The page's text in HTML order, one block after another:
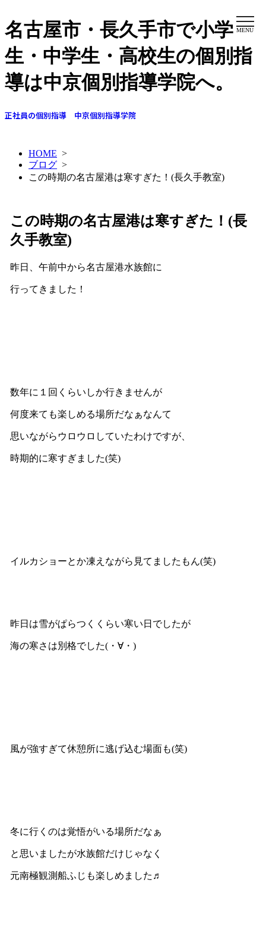
名古屋市・長久手市で小学
生・中学生・高校生の個別指
導は中京個別指導学院へ。
正社員の個別指導 中京個別指導学院
MENU
HOME >
ブログ >
この時期の名古屋港は寒すぎた！(長久手教室)
この時期の名古屋港は寒すぎた！(長
久手教室)
昨日、午前中から名古屋港水族館に
行ってきました！
数年に１回くらいしか行きませんが
何度来ても楽しめる場所だなぁなんて
思いながらウロウロしていたわけですが、
時期的に寒すぎました(笑)
イルカショーとか凍えながら見てましたもん(笑)
昨日は雪がぱらつくくらい寒い日でしたが
海の寒さは別格でした(・∀・)
風が強すぎて休憩所に逃げ込む場面も(笑)
冬に行くのは覚悟がいる場所だなぁ
と思いましたが水族館だけじゃなく
元南極観測船ふじも楽しめました♬